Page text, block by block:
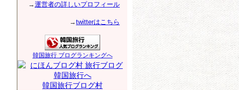
→運営者の詳しいプロフィール
→twitterはこちら
韓国旅行 ブログランキングへ
韓国旅行ブログ村